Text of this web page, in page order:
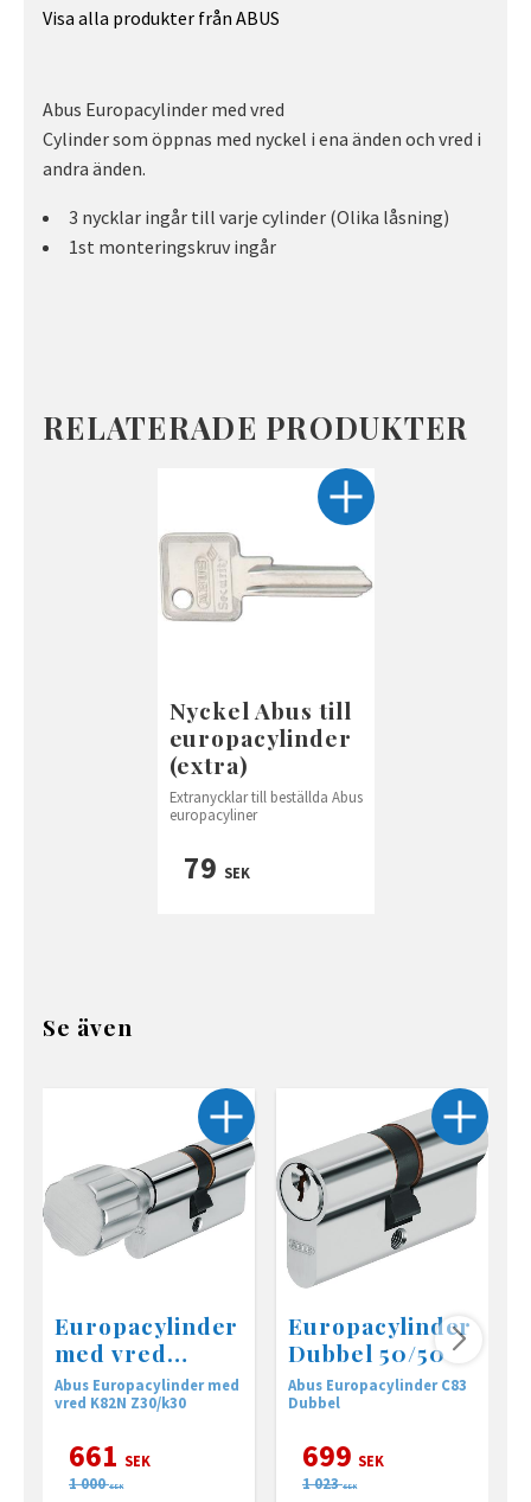
Visa alla produkter från ABUS
Abus Europacylinder med vred
Cylinder som öppnas med nyckel i ena änden och vred i
andra änden.
3 nycklar ingår till varje cylinder (Olika låsning)
1st monteringskruv ingår
RELATERADE PRODUKTER
Nyckel Abus till
europacylinder
(extra)
Extranycklar till beställda Abus
europacyliner
79 SEK
Se även
Europacylinder
med vred
Z30/K30
Abus Europacylinder med
vred K82N Z30/k30
661 SEK
1 000 SEK
Europacylinder
Dubbel 50/50
Abus Europacylinder C83
Dubbel
699 SEK
1 023 SEK